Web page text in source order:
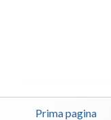
Prima pagina